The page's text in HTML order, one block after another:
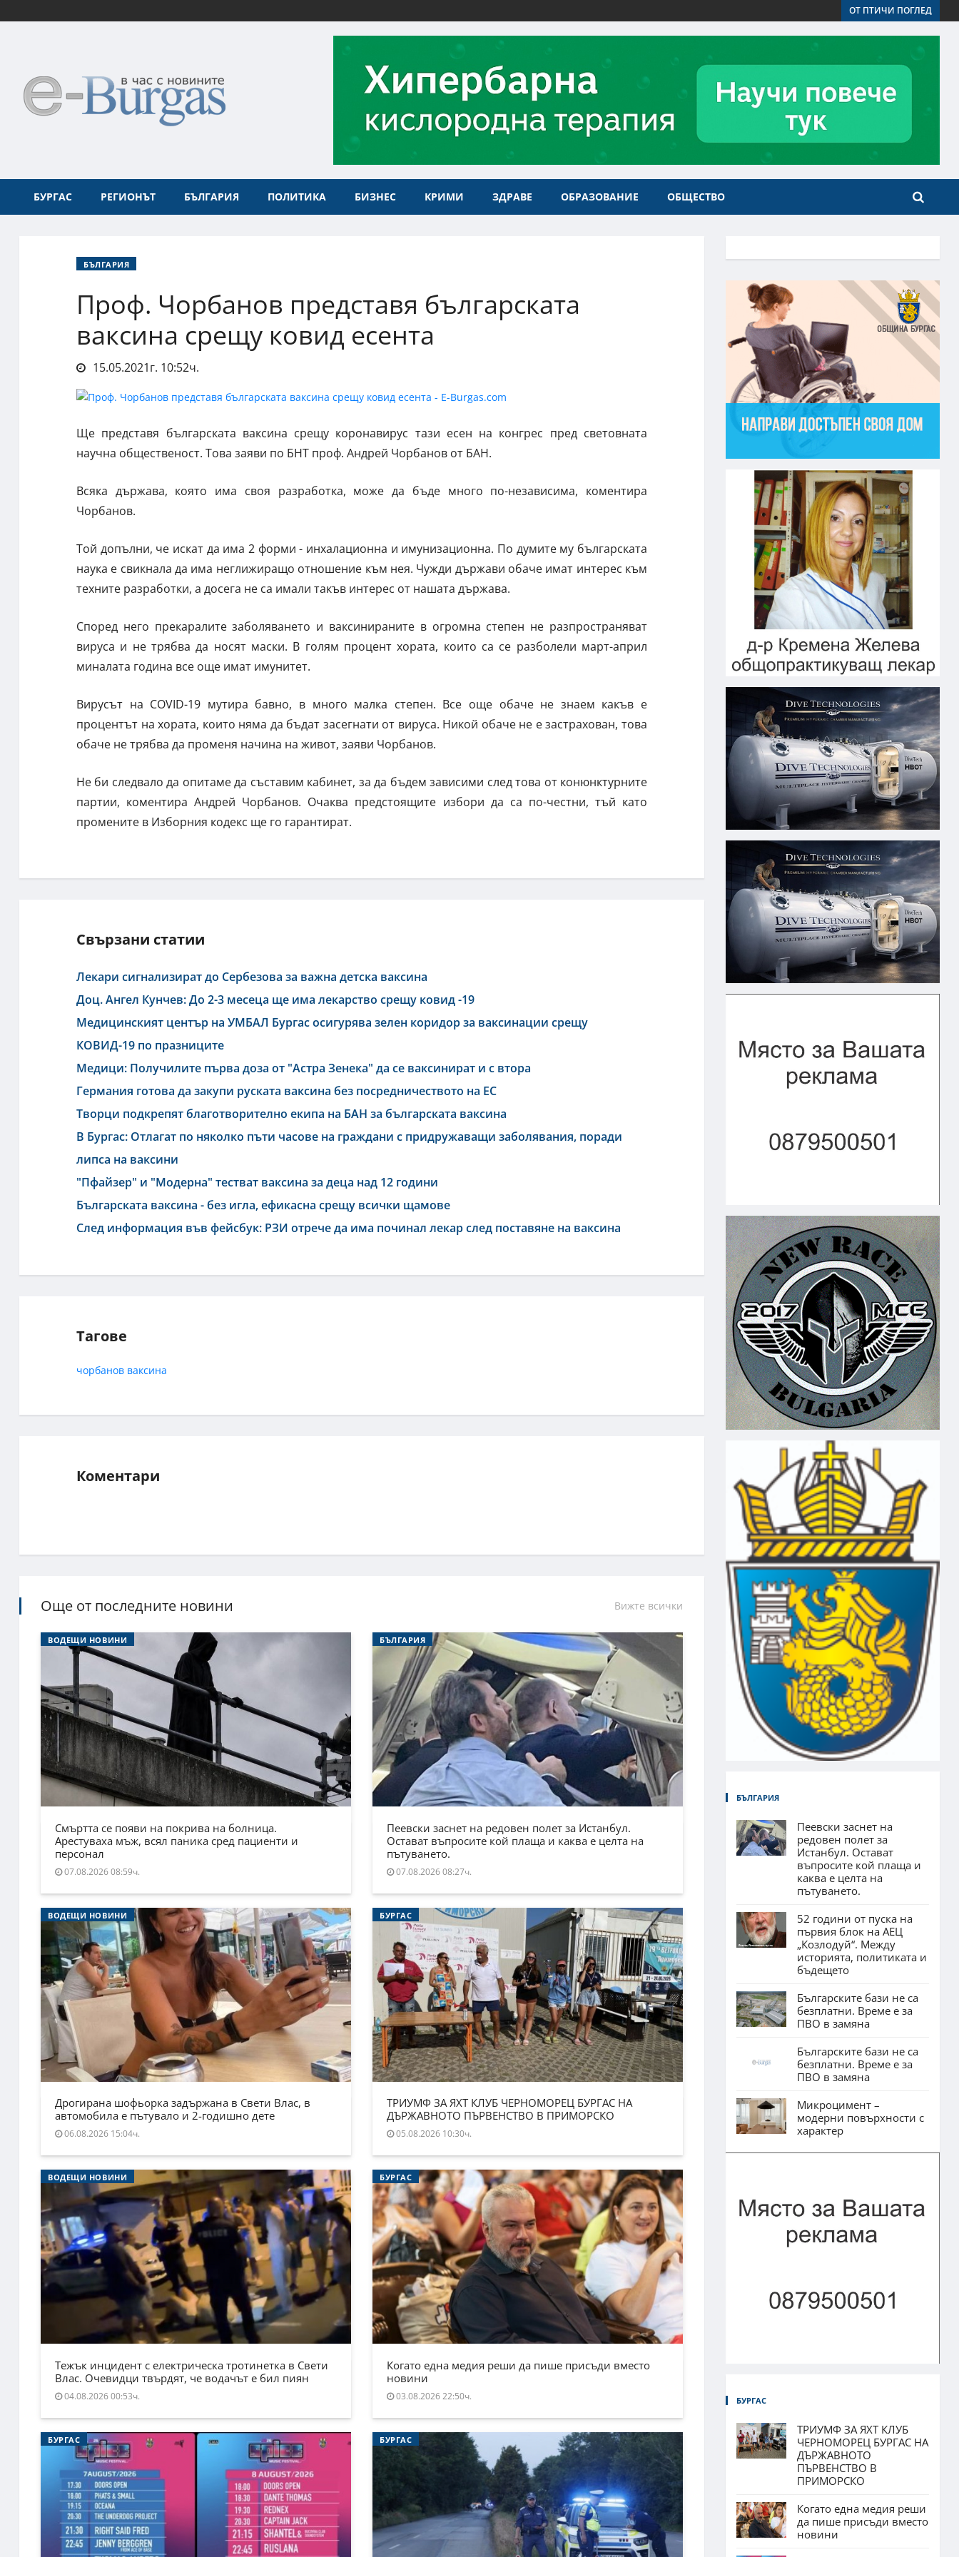
ОТ ПТИЧИ ПОГЛЕД
БУРГАС РЕГИОНЪТ БЪЛГАРИЯ ПОЛИТИКА БИЗНЕС КРИМИ ЗДРАВЕ ОБРАЗОВАНИЕ ОБЩЕСТВО
БЪЛГАРИЯ
Проф. Чорбанов представя българската
ваксина срещу ковид есента
15.05.2021г. 10:52ч.
Ще представя българската ваксина срещу коронавирус тази есен на конгрес пред световната
научна общественост. Това заяви по БНТ проф. Андрей Чорбанов от БАН.
Всяка държава, която има своя разработка, може да бъде много по-независима, коментира
Чорбанов.
Той допълни, че искат да има 2 форми - инхалационна и имунизационна. По думите му българската
наука е свикнала да има неглижиращо отношение към нея. Чужди държави обаче имат интерес към
техните разработки, а досега не са имали такъв интерес от нашата държава.
Според него прекаралите заболяването и ваксинираните в огромна степен не разпространяват
вируса и не трябва да носят маски. В голям процент хората, които са се разболели март-април
миналата година все още имат имунитет.
Вирусът на COVID-19 мутира бавно, в много малка степен. Все още обаче не знаем какъв е
процентът на хората, които няма да бъдат засегнати от вируса. Никой обаче не е застрахован, това
обаче не трябва да променя начина на живот, заяви Чорбанов.
Не би следвало да опитаме да съставим кабинет, за да бъдем зависими след това от конюнктурните
партии, коментира Андрей Чорбанов. Очаква предстоящите избори да са по-честни, тъй като
промените в Изборния кодекс ще го гарантират.
Свързани статии
Лекари сигнализират до Сербезова за важна детска ваксина
Доц. Ангел Кунчев: До 2-3 месеца ще има лекарство срещу ковид -19
Медицинският център на УМБАЛ Бургас осигурява зелен коридор за ваксинации срещу
КОВИД-19 по празниците
Медици: Получилите първа доза от "Астра Зенека" да се ваксинират и с втора
Германия готова да закупи руската ваксина без посредничеството на ЕС
Творци подкрепят благотворително екипа на БАН за българската ваксина
В Бургас: Отлагат по няколко пъти часове на граждани с придружаващи заболявания, поради
липса на ваксини
"Пфайзер" и "Модерна" тестват ваксина за деца над 12 години
Българската ваксина - без игла, ефикасна срещу всички щамове
След информация във фейсбук: РЗИ отрече да има починал лекар след поставяне на ваксина
Тагове
чорбанов ваксина
Коментари
Още от последните новини Вижте всички
ВОДЕЩИ НОВИНИ
Смъртта се появи на покрива на болница.
Арестуваха мъж, всял паника сред пациенти и
персонал
07.08.2026 08:59ч.
БЪЛГАРИЯ
Пеевски заснет на редовен полет за Истанбул.
Остават въпросите кой плаща и каква е целта на
пътуването.
07.08.2026 08:27ч.
ВОДЕЩИ НОВИНИ
Дрогирана шофьорка задържана в Свети Влас, в
автомобила е пътувало и 2-годишно дете
06.08.2026 15:04ч.
БУРГАС
ТРИУМФ ЗА ЯХТ КЛУБ ЧЕРНОМОРЕЦ БУРГАС НА
ДЪРЖАВНОТО ПЪРВЕНСТВО В ПРИМОРСКО
05.08.2026 10:30ч.
ВОДЕЩИ НОВИНИ
Тежък инцидент с електрическа тротинетка в Свети
Влас. Очевидци твърдят, че водачът е бил пиян
04.08.2026 00:53ч.
БУРГАС
Когато една медия реши да пише присъди вместо
новини
03.08.2026 22:50ч.
БУРГАС БУРГАС
БЪЛГАРИЯ
Пеевски заснет на
редовен полет за
Истанбул. Остават
въпросите кой плаща и
каква е целта на
пътуването.
52 години от пуска на
първия блок на АЕЦ
„Козлодуй“. Между
историята, политиката и
бъдещето
Българските бази не са
безплатни. Време е за
ПВО в замяна
Българските бази не са
безплатни. Време е за
ПВО в замяна
Микроцимент –
модерни повърхности с
характер
БУРГАС
ТРИУМФ ЗА ЯХТ КЛУБ
ЧЕРНОМОРЕЦ БУРГАС НА
ДЪРЖАВНОТО
ПЪРВЕНСТВО В
ПРИМОРСКО
Когато една медия реши
да пише присъди вместо
новини